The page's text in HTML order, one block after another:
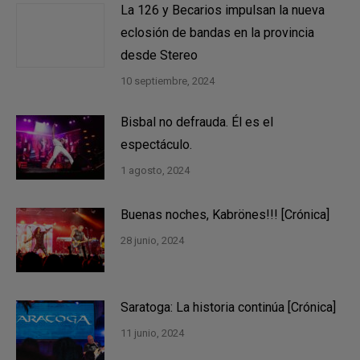
La 126 y Becarios impulsan la nueva
eclosión de bandas en la provincia
desde Stereo
10 septiembre, 2024
Bisbal no defrauda. Él es el
espectáculo.
1 agosto, 2024
Buenas noches, Kabrönes!!! [Crónica]
28 junio, 2024
Saratoga: La historia continúa [Crónica]
11 junio, 2024